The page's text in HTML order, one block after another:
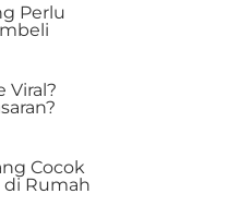
Perlu
Viral?
Cocok
di Rumah